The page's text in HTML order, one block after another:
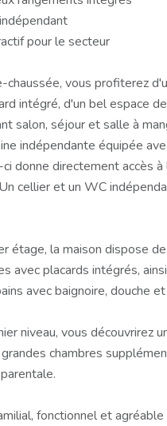
pour le secteur
chaussée, vous profiterez
intégré, d'un bel espace
salon, séjour et salle à
indépendante équipée
ci donne directement accès
cellier et un WC
étage, la maison dispose
avec placards intégrés,
avec baignoire, douche
niveau, vous découvrirez
chambres
fonctionnel et agréable